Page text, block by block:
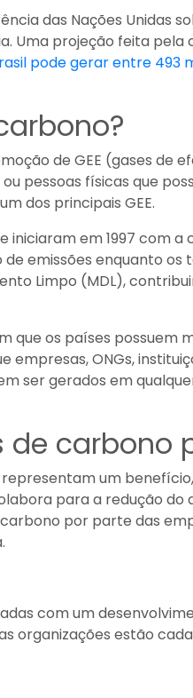
das Nações Unidas
Uma projeção feita
pode gerar entre 493
de GEE (gases de
pessoas físicas que
dos principais GEE.
em 1997 com a
emissões enquanto
Limpo (MDL),
os países possuem
ONGs,
ser gerados em
carbono
um
para a redução
por parte das
com um
organizações estão